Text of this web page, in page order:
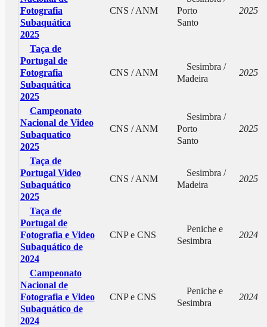
Fotografia
Subaquática
2025
CNS / ANM
Porto
Santo
2025
Taça de
Portugal de
Fotografia
Subaquática
2025
CNS / ANM
Sesimbra /
Madeira
2025
Campeonato
Nacional de Video
Subaquatico
2025
CNS / ANM
Sesimbra /
Porto
Santo
2025
Taça de
Portugal Video
Subaquático
2025
CNS / ANM
Sesimbra /
Madeira
2025
Taça de
Portugal de
Fotografia e Video
Subaquático de
2024
CNP e CNS
Peniche e
Sesimbra
2024
Campeonato
Nacional de
Fotografia e Video
Subaquático de
2024
CNP e CNS
Peniche e
Sesimbra
2024